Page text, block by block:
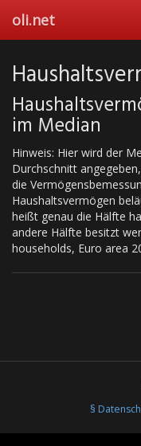
main
oli.net
im Median
Hinweis: Hier wird der
Durchschnitt
die
Haushaltsvermögen
heißt genau die Hälfte
andere Hälfte besitzt
households, Euro area
§